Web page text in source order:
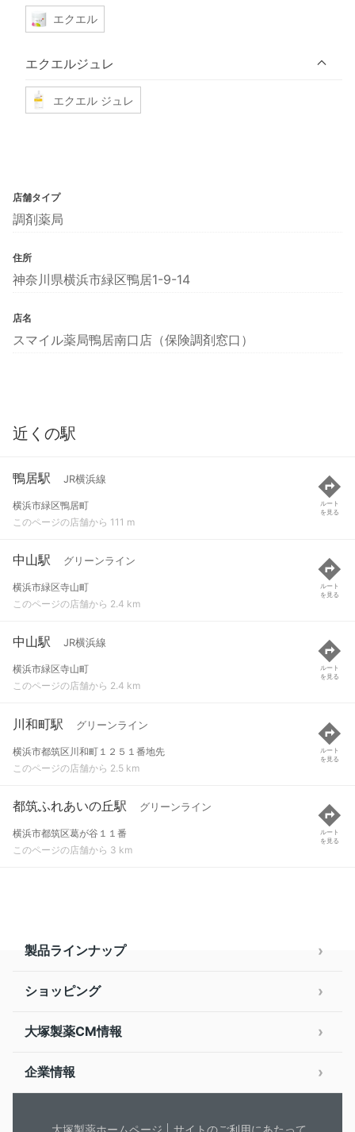
エクエル
エクエルジュレ
エクエル ジュレ
店舗タイプ
調剤薬局
住所
神奈川県横浜市緑区鴨居1-9-14
店名
スマイル薬局鴨居南口店（保険調剤窓口）
近くの駅
鴨居駅 JR横浜線
横浜市緑区鴨居町
このページの店舗から 111 m
ルート
を見る
中山駅 グリーンライン
横浜市緑区寺山町
このページの店舗から 2.4 km
ルート
を見る
中山駅 JR横浜線
横浜市緑区寺山町
このページの店舗から 2.4 km
ルート
を見る
川和町駅 グリーンライン
横浜市都筑区川和町１２５１番地先
このページの店舗から 2.5 km
ルート
を見る
都筑ふれあいの丘駅 グリーンライン
横浜市都筑区葛が谷１１番
このページの店舗から 3 km
ルート
を見る
製品ラインナップ
ショッピング
大塚製薬CM情報
企業情報